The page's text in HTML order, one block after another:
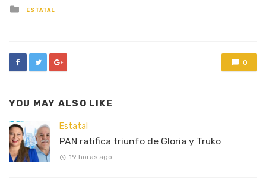
Posted
in
ESTATAL
0
YOU MAY ALSO LIKE
Estatal
PAN ratifica triunfo de Gloria y Truko
19 horas ago